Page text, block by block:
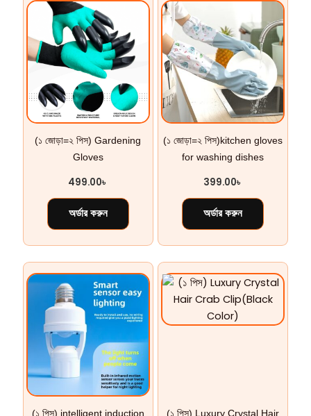
(১ জোড়া=২ পিস) Gardening
Gloves
499.00৳
অর্ডার করুন
(১ জোড়া=২ পিস)kitchen gloves
for washing dishes
399.00৳
অর্ডার করুন
(১ পিস) intelligent induction
(১ পিস) Luxury Crystal Hair